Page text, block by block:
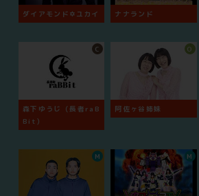
ダイアモンド✡ユカイ ナナランド
森下ゆうじ（長者raB
Bit）
C
阿佐ヶ谷姉妹
O
M M